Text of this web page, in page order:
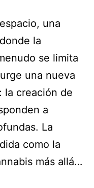
una
la
se limita
una nueva
la creación de
a
La
como la
más allá…